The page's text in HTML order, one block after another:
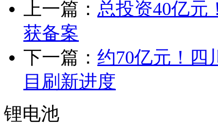
上一篇： 总投资40亿元
获备案
下一篇： 约70亿元！四
目刷新进度
锂电池